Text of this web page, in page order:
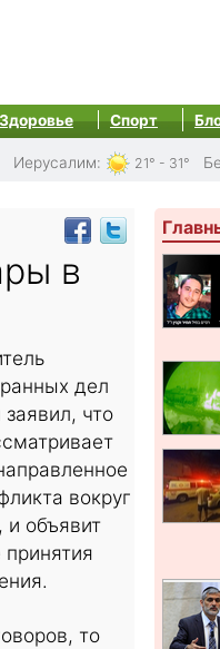
Здоровье Спорт
Иерусалим: 21° - 31°
в
дел
что
вокруг
объявит
то